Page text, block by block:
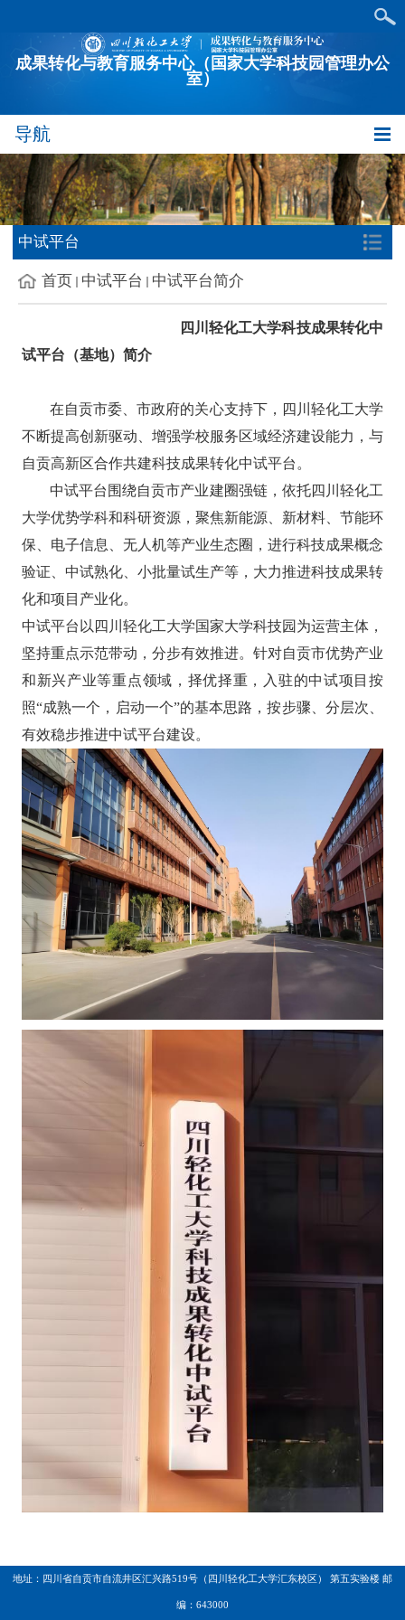
成果转化与教育服务中心（国家大学科技园管理办公
室）
导航
中试平台
首页 中试平台 中试平台简介
四川轻化工大学科技成果转化中
试平台（基地）简介
在自贡市委、市政府的关心支持下，四川轻化工大学
不断提高创新驱动、增强学校服务区域经济建设能力，与
自贡高新区合作共建科技成果转化中试平台。
中试平台围绕自贡市产业建圈强链，依托四川轻化工
大学优势学科和科研资源，聚焦新能源、新材料、节能环
保、电子信息、无人机等产业生态圈，进行科技成果概念
验证、中试熟化、小批量试生产等，大力推进科技成果转
化和项目产业化。
中试平台以四川轻化工大学国家大学科技园为运营主体，
坚持重点示范带动，分步有效推进。针对自贡市优势产业
和新兴产业等重点领域，择优择重，入驻的中试项目按
照“成熟一个，启动一个”的基本思路，按步骤、分层次、
有效稳步推进中试平台建设。
地址：四川省自贡市自流井区汇兴路519号（四川轻化工大学汇东校区） 第五实验楼 邮
编：643000